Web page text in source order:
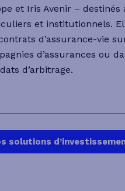
et Iris Avenir – destinés
et institutionnels.
d’assurance-vie
d’assurances ou
d’arbitrage.
solutions